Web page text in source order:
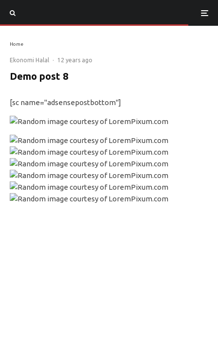
Home
Ekonomi Halal · 12 years ago
Demo post 8
[sc name="adsensepostbottom"]